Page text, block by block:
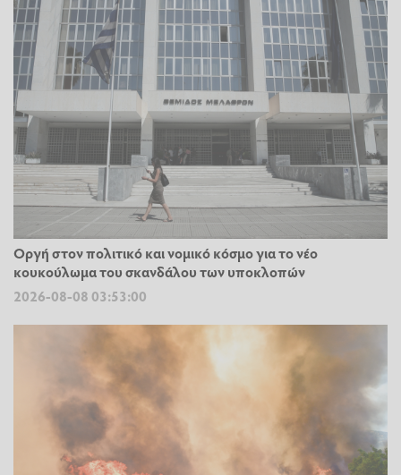
Οργή στον πολιτικό και νομικό κόσμο για το νέο
κουκούλωμα του σκανδάλου των υποκλοπών
2026-08-08 03:53:00